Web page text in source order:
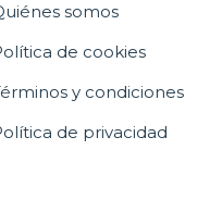
somos
de cookies
y condiciones
de privacidad